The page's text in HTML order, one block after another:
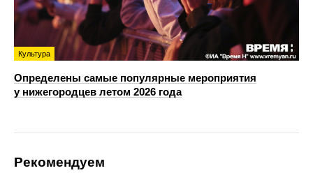
Культура
Определены самые популярные мероприятия
у нижегородцев летом 2026 года
Рекомендуем